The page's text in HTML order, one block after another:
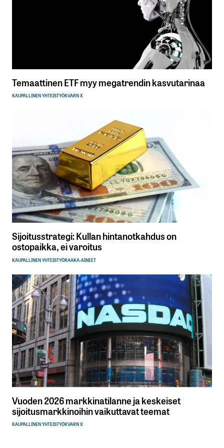
Temaattinen ETF myy megatrendin kasvutarinaa
KAUPALLINEN YHTEISTYÖKVARN X
Sijoitusstrategi: Kullan hintanotkahdus on
ostopaikka, ei varoitus
KAUPALLINEN YHTEISTYÖRAAKA-AINEET
Vuoden 2026 markkinatilanne ja keskeiset
sijoitusmarkkinoihin vaikuttavat teemat
KAUPALLINEN YHTEISTYÖKVARN X